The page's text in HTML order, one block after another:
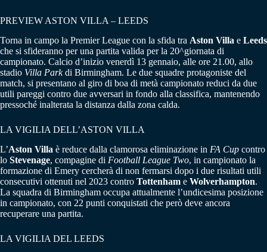
PREVIEW ASTON VILLA – LEEDS
Torna in campo la Premier League con la sfida tra Aston Villa e Leeds
che si sfideranno per una partita valida per la 20^giornata di
campionato. Calcio d’inizio venerdì 13 gennaio, alle ore 21.00, allo
stadio Villa Parkdi Birmingham. Le due squadre protagoniste del
match, si presentano al giro di boa di metà campionato reduci da due
utili pareggi contro due avversari in fondo alla classifica, mantenendo
pressoché inalterata la distanza dalla zona calda.
LA VIGILIA DELL’ASTON VILLA
L’Aston Villa è reduce dalla clamorosa eliminazione in FA Cup contro
lo Stevenage, compagine di Football League Two, in campionato la
formazione di Emery cercherà di non fermarsi dopo i due risultati utili
consecutivi ottenuti nel 2023 contro Tottenham e Wolverhampton.
La squadra di Birmingham occupa attualmente l’undicesima posizione
in campionato, con 22 punti conquistati che però deve ancora
recuperare una partita.
LA VIGILIA DEL LEEDS